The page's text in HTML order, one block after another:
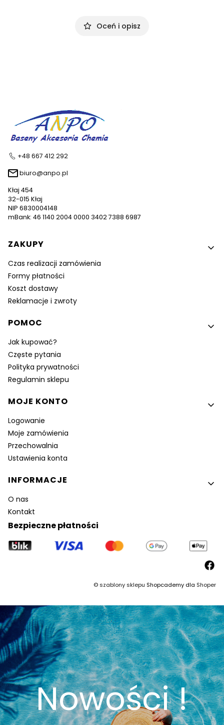
Oceń i opisz
+48 667 412 292
biuro@anpo.pl
Kłaj 454
32-015 Kłaj
NIP 6830004148
mBank: 46 1140 2004 0000 3402 7388 6987
Linki w stopce
ZAKUPY
Czas realizacji zamówienia
Formy płatności
Koszt dostawy
Reklamacje i zwroty
POMOC
Jak kupować?
Częste pytania
Polityka prywatności
Regulamin sklepu
MOJE KONTO
Logowanie
Moje zamówienia
Przechowalnia
Ustawienia konta
INFORMACJE
O nas
Kontakt
Bezpieczne płatności
©szablony sklepu Shopcademy dla Shoper
Nowości !